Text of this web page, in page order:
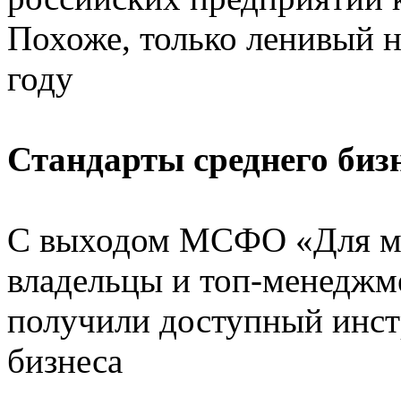
Похоже, только ленивый
году
Стандарты среднего
С выходом МСФО «Для
владельцы и топ-
получили доступный
бизнеса